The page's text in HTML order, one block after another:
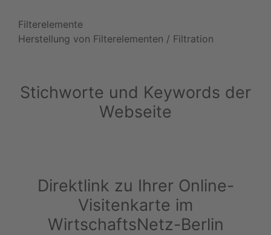
Filterelemente
Herstellung von Filterelementen / Filtration
Stichworte und Keywords der
Webseite
Direktlink zu Ihrer Online-
Visitenkarte im
WirtschaftsNetz-Berlin